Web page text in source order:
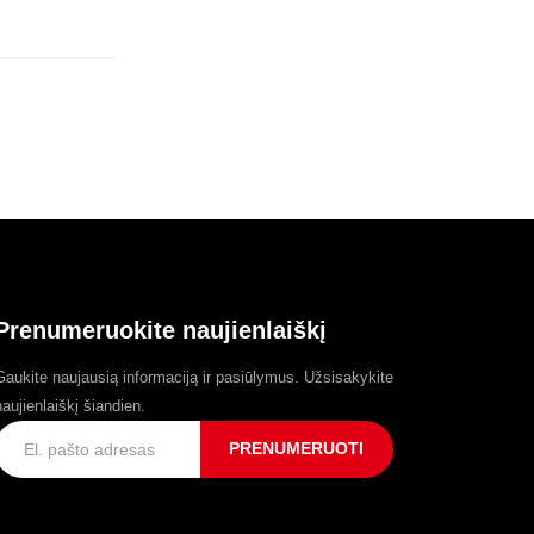
naujienlaiškį
naujausią informaciją ir pasiūlymus. Užsisakykite
šiandien.